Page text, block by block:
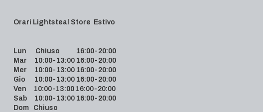
Orari Lightsteal Store Estivo
Lun Chiuso 16:00-20:00
Mar 10:00-13:00 16:00-20:00
Mer 10:00-13:00 16:00-20:00
Gio 10:00-13:00 16:00-20:00
Ven 10:00-13:00 16:00-20:00
Sab 10:00-13:00 16:00-20:00
Dom Chiuso